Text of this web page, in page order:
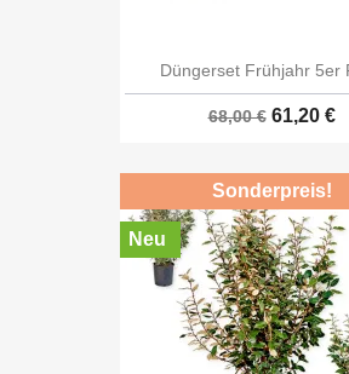
Düngerset Frühjahr 5er
68,00 € 61,20 €
Sonderpreis!
Neu